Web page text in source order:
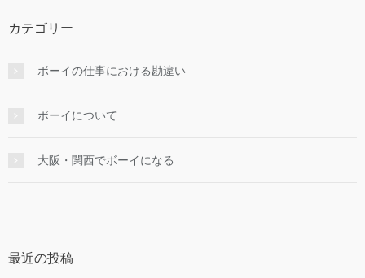
カテゴリー
ボーイの仕事における勘違い
ボーイについて
大阪・関西でボーイになる
最近の投稿